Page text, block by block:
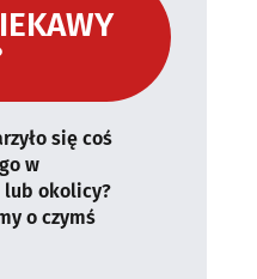
się coś
w
lub okolicy?
o czymś